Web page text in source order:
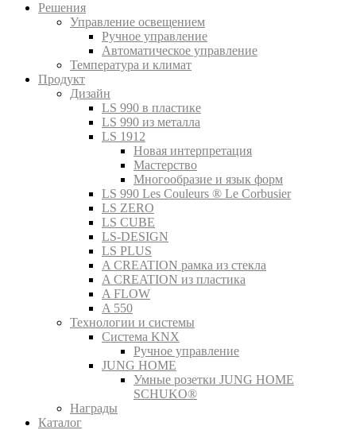
Решения
Управление освещением
Ручное управление
Автоматическое управление
Температура и климат
Продукт
Дизайн
LS 990 в пластике
LS 990 из металла
LS 1912
Новая интерпретация
Мастерство
Многообразие и язык форм
LS 990 Les Couleurs ® Le Corbusier
LS ZERO
LS CUBE
LS-DESIGN
LS PLUS
A CREATION рамка из стекла
A CREATION из пластика
A FLOW
A 550
Технологии и системы
Система KNX
Ручное управление
JUNG HOME
Умные розетки JUNG HOME
SCHUKO®
Награды
Каталог